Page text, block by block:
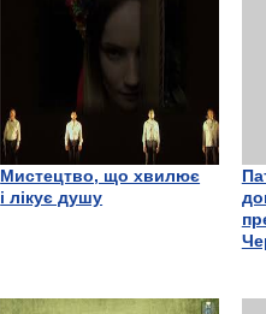
Мистецтво, що хвилює
і лікує душу